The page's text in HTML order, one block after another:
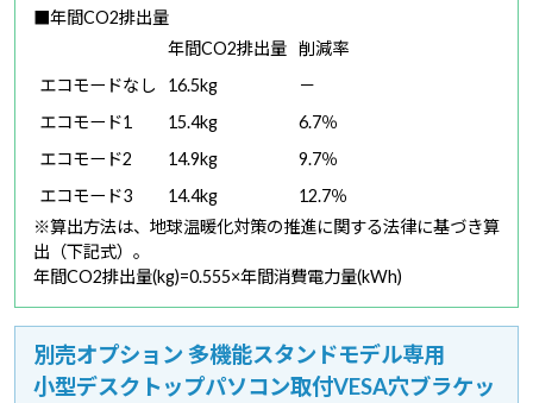
■年間CO2排出量
年間CO2排出量 削減率
エコモードなし
16.5kg
－
エコモード1
15.4kg
6.7％
エコモード2
14.9kg
9.7％
エコモード3
14.4kg
12.7％
※算出方法は、地球温暖化対策の推進に関する法律に基づき算
出（下記式）。
年間CO2排出量(kg)=0.555×年間消費電力量(kWh)
別売オプション 多機能スタンドモデル専用
小型デスクトップパソコン取付VESA穴ブラケッ